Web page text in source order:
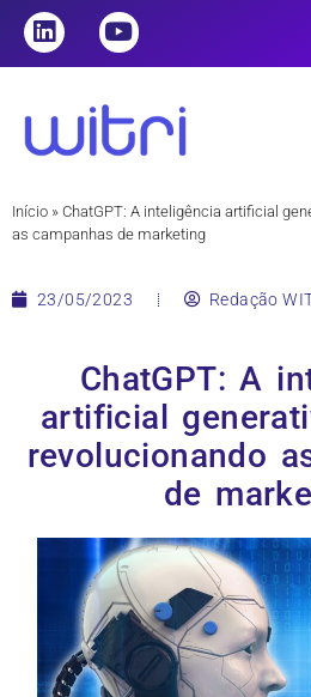
Início » ChatGPT: A inteligência artificial
as campanhas de marketing
23/05/2023 Redação
ChatGPT: A
artificial
revolucionando
de